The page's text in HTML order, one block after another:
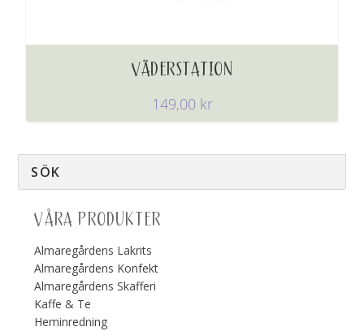
VÄDERSTATION
149,00 kr
VÅRA PRODUKTER
Almaregårdens Lakrits
Almaregårdens Konfekt
Almaregårdens Skafferi
Kaffe & Te
Heminredning